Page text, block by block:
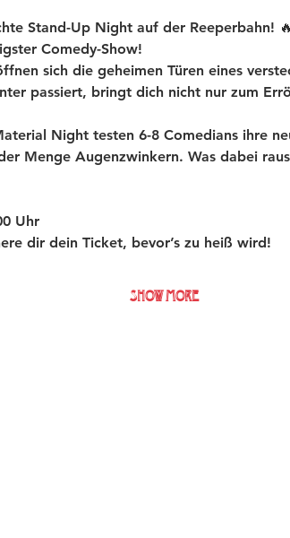
Stand-Up Night auf der Reeperbahn! 🔥
Comedy-Show!
sich die geheimen Türen eines
passiert, bringt dich nicht nur zum
Night testen 6-8 Comedians ihre
Menge Augenzwinkern. Was dabei
Uhr
dir dein Ticket, bevor’s zu heiß wird!
Show More